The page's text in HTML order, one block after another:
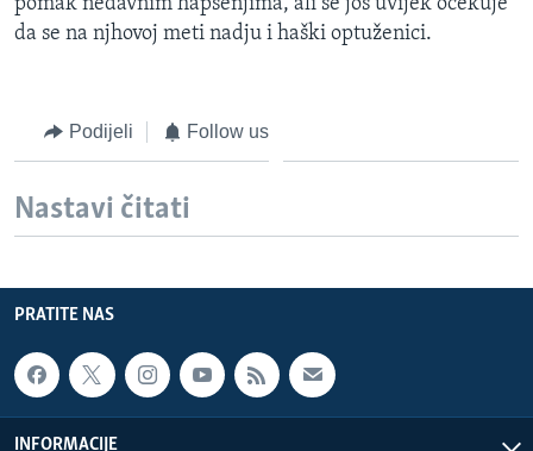
da se na njhovoj meti nadju i haški optuženici.
Podijeli Follow us
Nastavi čitati
PRATITE NAS
INFORMACIJE